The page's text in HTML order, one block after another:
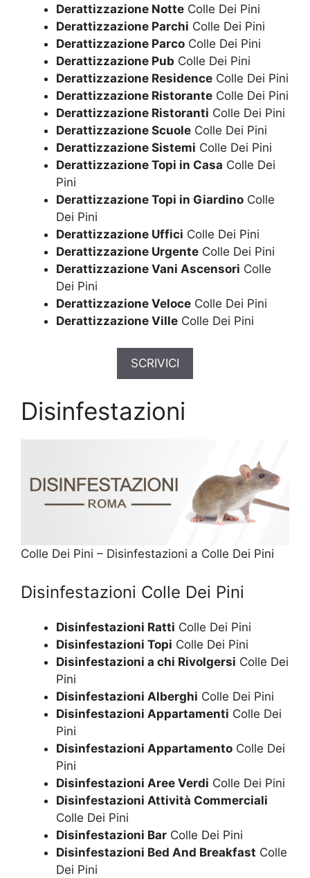
Derattizzazione Notte Colle Dei Pini
Derattizzazione Parchi Colle Dei Pini
Derattizzazione Parco Colle Dei Pini
Derattizzazione Pub Colle Dei Pini
Derattizzazione Residence Colle Dei Pini
Derattizzazione Ristorante Colle Dei Pini
Derattizzazione Ristoranti Colle Dei Pini
Derattizzazione Scuole Colle Dei Pini
Derattizzazione Sistemi Colle Dei Pini
Derattizzazione Topi in Casa Colle Dei
Pini
Derattizzazione Topi in Giardino Colle
Dei Pini
Derattizzazione Uffici Colle Dei Pini
Derattizzazione Urgente Colle Dei Pini
Derattizzazione Vani Ascensori Colle
Dei Pini
Derattizzazione Veloce Colle Dei Pini
Derattizzazione Ville Colle Dei Pini
SCRIVICI
Disinfestazioni
Colle Dei Pini – Disinfestazioni a Colle Dei Pini
Disinfestazioni Colle Dei Pini
Disinfestazioni Ratti Colle Dei Pini
Disinfestazioni Topi Colle Dei Pini
Disinfestazioni a chi Rivolgersi Colle Dei
Pini
Disinfestazioni Alberghi Colle Dei Pini
Disinfestazioni Appartamenti Colle Dei
Pini
Disinfestazioni Appartamento Colle Dei
Pini
Disinfestazioni Aree Verdi Colle Dei Pini
Disinfestazioni Attività Commerciali
Colle Dei Pini
Disinfestazioni Bar Colle Dei Pini
Disinfestazioni Bed And Breakfast Colle
Dei Pini